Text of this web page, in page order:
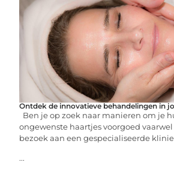
Ontdek de innovatieve behandelingen in
Ben je op zoek naar manieren om je
ongewenste haartjes voorgoed
bezoek aan een gespecialiseerde
...